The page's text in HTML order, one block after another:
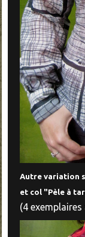
Autre variation
et col "Pèle à
(4